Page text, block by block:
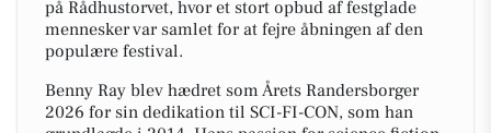
på Rådhustorvet, hvor et stort opbud af festglade
mennesker var samlet for at fejre åbningen af den
populære festival.
Benny Ray blev hædret som Årets Randersborger
2026 for sin dedikation til SCI-FI-CON, som han